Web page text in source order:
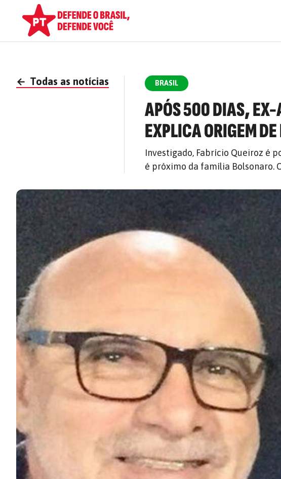
← Todas as notícias BRASIL
APÓS 500 DIAS, EX-
EXPLICA ORIGEM
Investigado, Fabrício Queiroz é
é próximo da família Bolsonaro.